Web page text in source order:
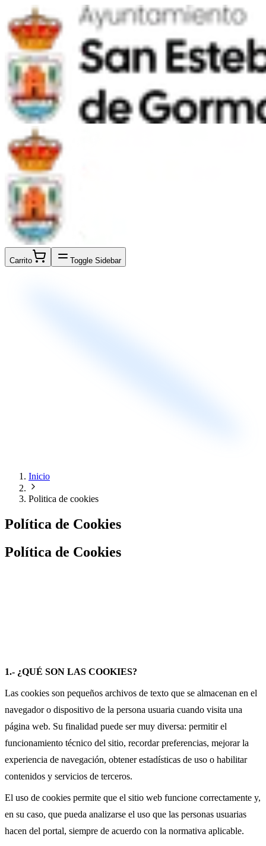
Carrito Toggle Sidebar
Inicio
Politica de cookies
Política de Cookies
Política de Cookies
1.- ¿QUÉ SON LAS COOKIES?
Las cookies son pequeños archivos de texto que se almacenan en el
navegador o dispositivo de la persona usuaria cuando visita una
página web. Su finalidad puede ser muy diversa: permitir el
funcionamiento técnico del sitio, recordar preferencias, mejorar la
experiencia de navegación, obtener estadísticas de uso o habilitar
contenidos y servicios de terceros.
El uso de cookies permite que el sitio web funcione correctamente y,
en su caso, que pueda analizarse el uso que las personas usuarias
hacen del portal, siempre de acuerdo con la normativa aplicable.